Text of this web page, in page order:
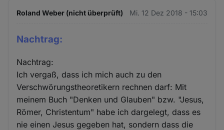
Roland Weber (nicht überprüft) Mi. 12 Dez 2018 - 15:03
Nachtrag:
Nachtrag:
Ich vergaß, dass ich mich auch zu den
Verschwörungstheoretikern rechnen darf: Mit
meinem Buch "Denken und Glauben" bzw. "Jesus,
Römer, Christentum" habe ich dargelegt, dass es
nie einen Jesus gegeben hat, sondern dass die